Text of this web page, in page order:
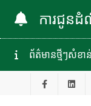
ការជូន
ព័ត៌មានថ្មីៗសំខា